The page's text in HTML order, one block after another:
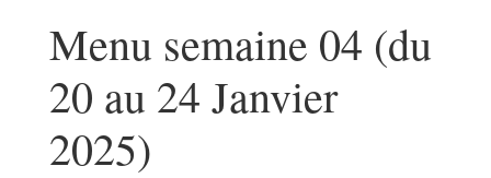
Menu semaine 04 (du
20 au 24 Janvier
2025)